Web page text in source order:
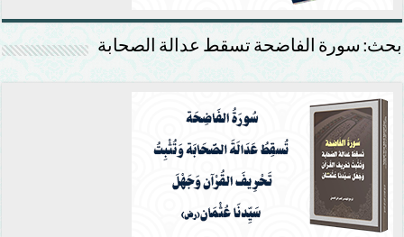
بحث: سورة الفاضحة تسقط عدالة الصحابة